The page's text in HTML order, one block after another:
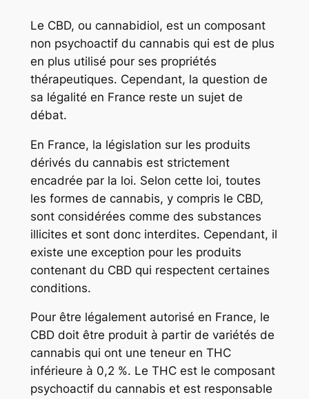
Le CBD, ou cannabidiol, est un composant
non psychoactif du cannabis qui est de plus
en plus utilisé pour ses propriétés
thérapeutiques. Cependant, la question de
sa légalité en France reste un sujet de
débat.
En France, la législation sur les produits
dérivés du cannabis est strictement
encadrée par la loi. Selon cette loi, toutes
les formes de cannabis, y compris le CBD,
sont considérées comme des substances
illicites et sont donc interdites. Cependant, il
existe une exception pour les produits
contenant du CBD qui respectent certaines
conditions.
Pour être légalement autorisé en France, le
CBD doit être produit à partir de variétés de
cannabis qui ont une teneur en THC
inférieure à 0,2 %. Le THC est le composant
psychoactif du cannabis et est responsable